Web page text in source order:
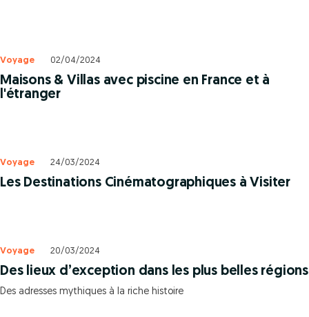
Voyage 02/04/2024
Maisons & Villas avec piscine en France et à
l'étranger
Voyage 24/03/2024
Les Destinations Cinématographiques à Visiter
Voyage 20/03/2024
Des lieux d’exception dans les plus belles régions
Des adresses mythiques à la riche histoire